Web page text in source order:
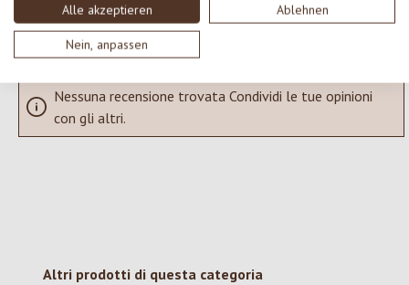
Alle akzeptieren Ablehnen
Nein, anpassen
Visualizza le valutazioni solo nella lingua corrente.
Nessuna recensione trovata Condividi le tue opinioni
con gli altri.
Salta la galleria dei prodotti
Altri prodotti di questa categoria